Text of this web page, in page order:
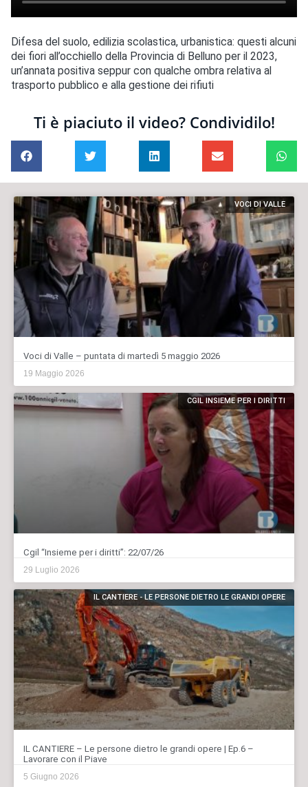
Difesa del suolo, edilizia scolastica, urbanistica: questi alcuni
dei fiori all’occhiello della Provincia di Belluno per il 2023,
un’annata positiva seppur con qualche ombra relativa al
trasporto pubblico e alla gestione dei rifiuti
Ti è piaciuto il video? Condividilo!
VOCI DI VALLE
Voci di Valle – puntata di martedì 5 maggio 2026
19 Maggio 2026
CGIL INSIEME PER I DIRITTI
Cgil “Insieme per i diritti”: 22/07/26
29 Luglio 2026
IL CANTIERE - LE PERSONE DIETRO LE GRANDI OPERE
IL CANTIERE – Le persone dietro le grandi opere | Ep.6 –
Lavorare con il Piave
5 Giugno 2026